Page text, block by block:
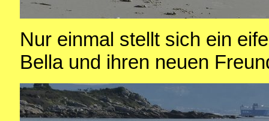
Nur einmal stellt sich ein
Bella und ihren neuen